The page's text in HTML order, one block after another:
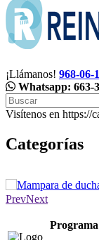
¡Llámanos! 968-06-
Whatsapp: 663-
Visítenos en https://
Categorías
PrevNext